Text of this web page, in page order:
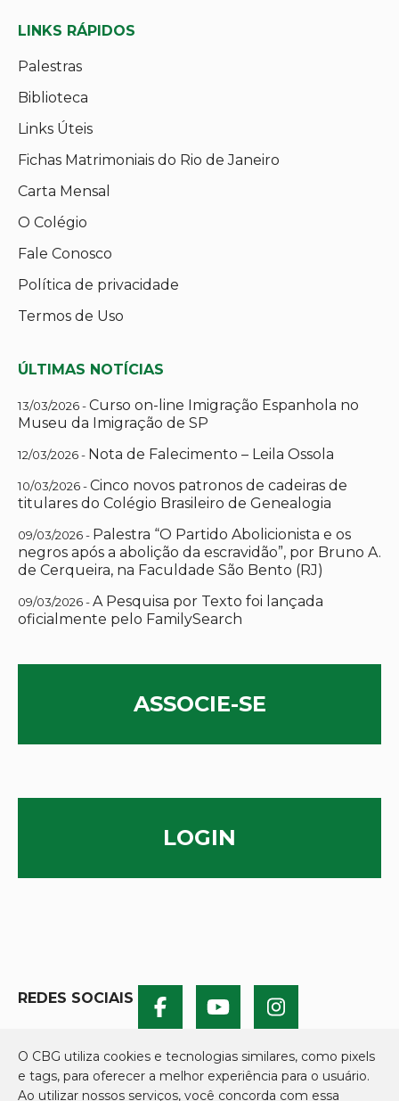
LINKS RÁPIDOS
Palestras
Biblioteca
Links Úteis
Fichas Matrimoniais do Rio de Janeiro
Carta Mensal
O Colégio
Fale Conosco
Política de privacidade
Termos de Uso
ÚLTIMAS NOTÍCIAS
13/03/2026 -Curso on-line Imigração Espanhola no
Museu da Imigração de SP
12/03/2026 - Nota de Falecimento – Leila Ossola
10/03/2026 -Cinco novos patronos de cadeiras de
titulares do Colégio Brasileiro de Genealogia
09/03/2026 - Palestra “O Partido Abolicionista e os
negros após a abolição da escravidão”, por Bruno A.
de Cerqueira, na Faculdade São Bento (RJ)
09/03/2026 -A Pesquisa por Texto foi lançada
oficialmente pelo FamilySearch
ASSOCIE-SE
LOGIN
REDES SOCIAIS
O CBG utiliza cookies e tecnologias similares, como pixels
e tags, para oferecer a melhor experiência para o usuário.
Ao utilizar nossos serviços, você concorda com essa